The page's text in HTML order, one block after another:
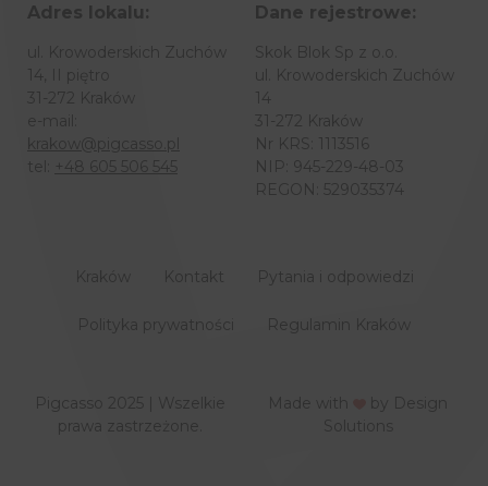
Adres lokalu:
ul. Krowoderskich Zuchów
14, II piętro
31-272 Kraków
e-mail:
krakow@pigcasso.pl
tel:
+48 605 506 545
Dane rejestrowe:
Skok Blok Sp z o.o.
ul. Krowoderskich Zuchów
14
31-272 Kraków
Nr KRS: 1113516
NIP: 945-229-48-03
REGON: 529035374
Kraków Kontakt Pytania i odpowiedzi
Polityka prywatności Regulamin Kraków
Pigcasso 2025 | Wszelkie
prawa zastrzeżone.
Made with by
Design
Solutions